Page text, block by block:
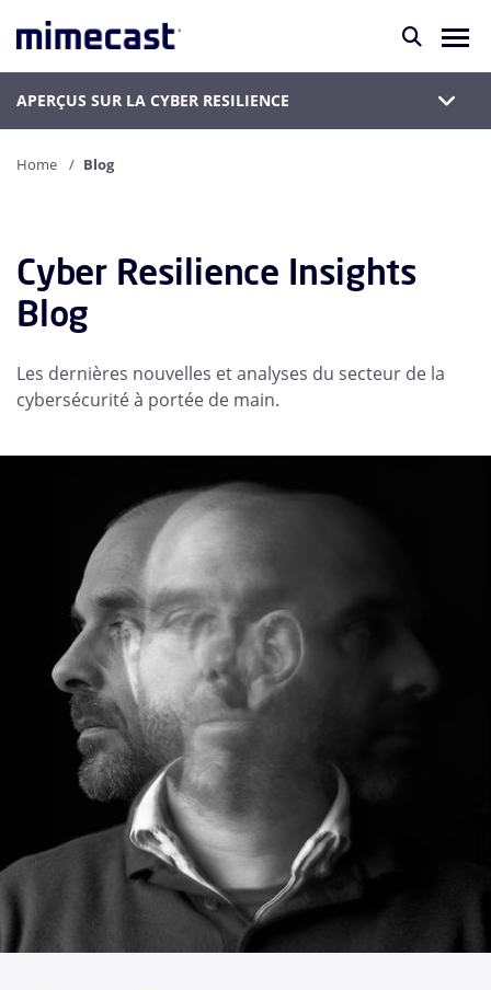
APERÇUS SUR LA CYBER RESILIENCE
Home Blog
Cyber Resilience Insights
Blog
Les dernières nouvelles et analyses du secteur de la
cybersécurité à portée de main.